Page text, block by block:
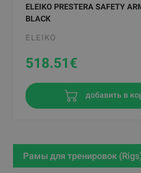
ELEIKO PRESTERA SAFETY
BLACK
ELEIKO
518.51€
добавить в
Рамы для тренировок